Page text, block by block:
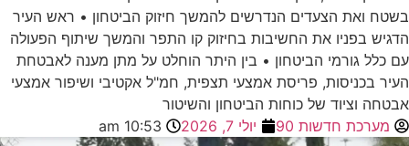
בשטח ואת הצעדים הנדרשים להמשך חיזוק הביטחון • ראש העיר
הדגיש בפניו את החשיבות בחיזוק קו התפר והמשך שיתוף הפעולה
עם כלל גורמי הביטחון • בין היתר הוחלט על מתן מענה לאבטחת
העיר בכניסות, פריסת אמצעי תצפית, חמ"ל אקטיבי ושיפור אמצעי
אבטחה וציוד של כוחות הביטחון והשיטור
מערכת חדשות 90
יולי 7, 2026 10:53 am